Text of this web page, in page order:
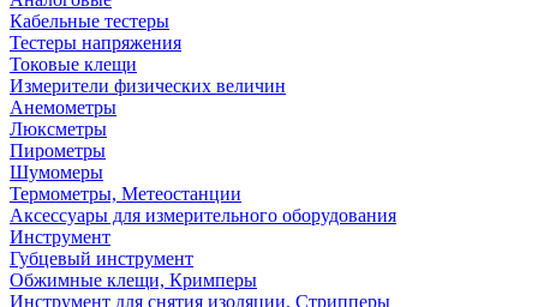
Кабельные тестеры
Тестеры напряжения
Токовые клещи
Измерители физических величин
Анемометры
Люксметры
Пирометры
Шумомеры
Термометры, Метеостанции
Аксессуары для измерительного оборудования
Инструмент
Губцевый инструмент
Обжимные клещи, Кримперы
Инструмент для снятия изоляции, Стрипперы